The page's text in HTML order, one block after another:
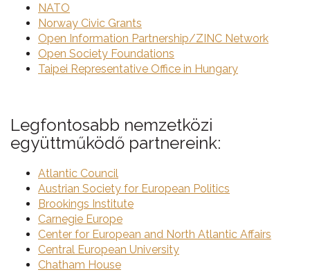
NATO
Norway Civic Grants
Open Information Partnership/ZINC Network
Open Society Foundations
Taipei Representative Office in Hungary
Legfontosabb nemzetközi
együttműködő partnereink:
Atlantic Council
Austrian Society for European Politics
Brookings Institute
Carnegie Europe
Center for European and North Atlantic Affairs
Central European University
Chatham House